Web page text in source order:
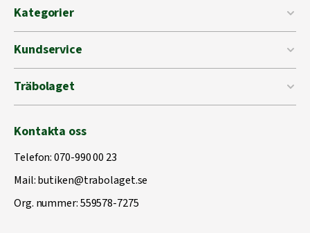
Kategorier
Kundservice
Träbolaget
Kontakta oss
Telefon:070-990 00 23
Mail:butiken@trabolaget.se
Org. nummer: 559578-7275